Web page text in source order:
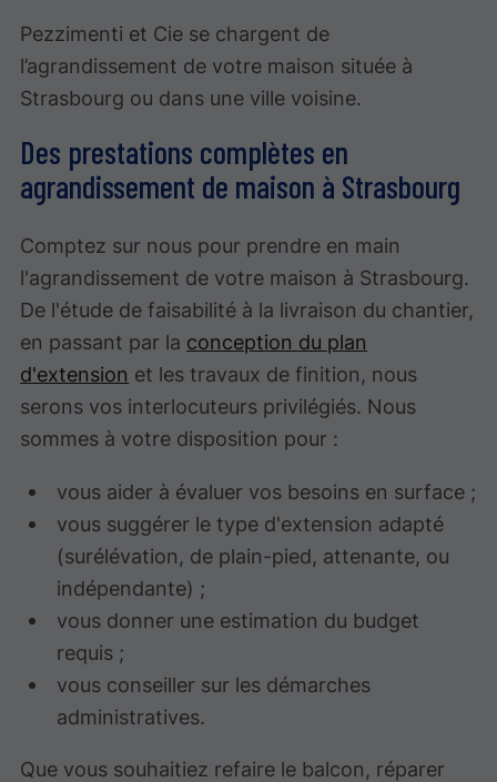
Pezzimenti et Cie se chargent de
l’agrandissement de votre maison située à
Strasbourg ou dans une ville voisine.
Des prestations complètes en
agrandissement de maison à Strasbourg
Comptez sur nous pour prendre en main
l'agrandissement de votre maison à Strasbourg.
De l'étude de faisabilité à la livraison du chantier,
en passant par la conception du plan
d'extension et les travaux de finition, nous
serons vos interlocuteurs privilégiés. Nous
sommes à votre disposition pour :
vous aider à évaluer vos besoins en surface ;
vous suggérer le type d'extension adapté
(surélévation, de plain-pied, attenante, ou
indépendante) ;
vous donner une estimation du budget
requis ;
vous conseiller sur les démarches
administratives.
Que vous souhaitiez refaire le balcon, réparer